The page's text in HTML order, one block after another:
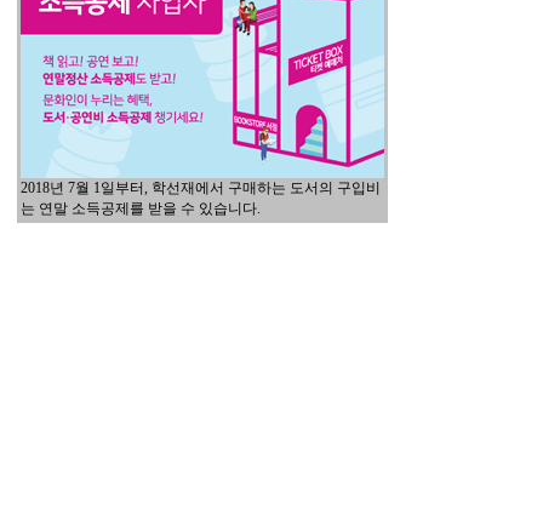
2018년 7월 1일부터, 학선재에서 구매하는 도서의 구입비
는 연말 소득공제를 받을 수 있습니다.